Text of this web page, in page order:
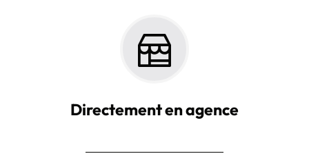
Directement en agence